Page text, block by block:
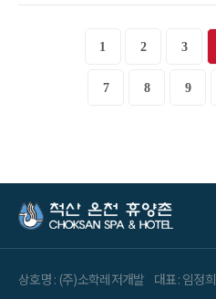
1 2 3
7 8 9
상호명 : (주)소학레저개발 대표 : 임정희